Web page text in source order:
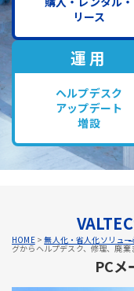
HOME>無人化・省人化ソリュ
グからヘルプデスク、修理、廃棄
リース
運用
ヘルプデスク
アップデート
増設
PC